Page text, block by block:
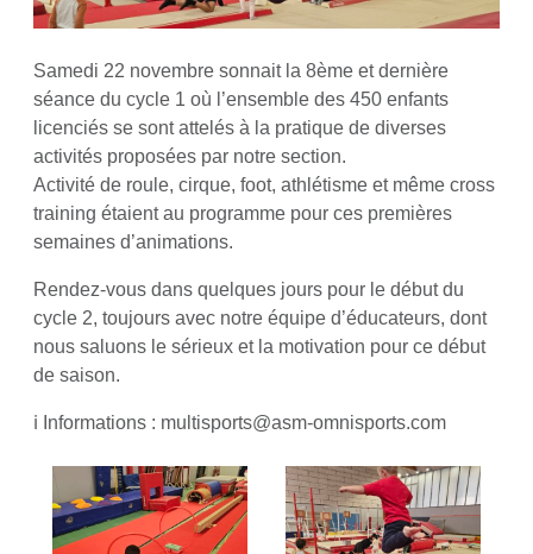
Samedi 22 novembre sonnait la 8ème et dernière
séance du cycle 1 où l’ensemble des 450 enfants
licenciés se sont attelés à la pratique de diverses
activités proposées par notre section.
Activité de roule, cirque, foot, athlétisme et même cross
training étaient au programme pour ces premières
semaines d’animations.
Rendez-vous dans quelques jours pour le début du
cycle 2, toujours avec notre équipe d’éducateurs, dont
nous saluons le sérieux et la motivation pour ce début
de saison.
ℹ️ Informations : multisports@asm-omnisports.com